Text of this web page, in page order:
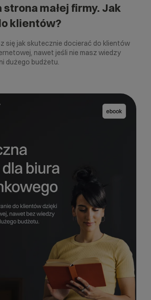
małej firmy. Jak
klientów?
się jak skutecznie docierać do klientów
nawet jeśli nie masz wiedzy
dużego budżetu.